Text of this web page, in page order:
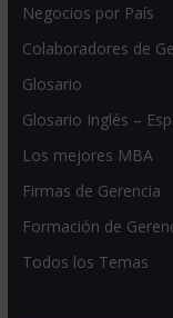
Negocios por País
Colaboradores de
Glosario
Glosario Inglés –
Los mejores MBA
Firmas de Gerencia
Formación de
Todos los Temas